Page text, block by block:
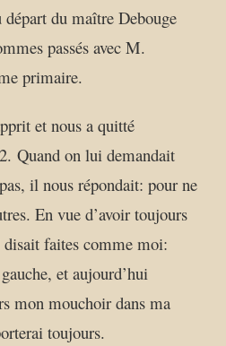
du maître Debouge
passés avec M.
primaire.
et nous a quitté
Quand on lui demandait
il nous répondait: pour ne
En vue d’avoir toujours
faites comme moi:
et aujourd’hui
mon mouchoir dans ma
toujours.